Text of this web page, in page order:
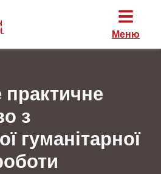
Меню
з
гуманітарної